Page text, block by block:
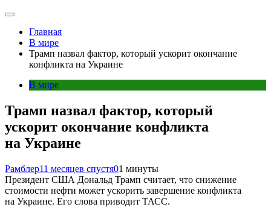
Главная
В мире
Трамп назвал фактор, который ускорит окончание
конфликта на Украине
В мире
Трамп назвал фактор, который
ускорит окончание конфликта
на Украине
Рамблер11 месяцев спустя01 минуты
Президент США Дональд Трамп считает, что снижение
стоимости нефти может ускорить завершение конфликта
на Украине. Его слова приводит ТАСС.